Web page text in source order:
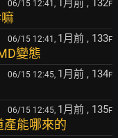
06/15 12:41, 1月前 , 132F
06/15 12:41, 1月前 , 133F
變態
06/15 12:45, 1月前 , 134F
06/15 12:45, 1月前 , 135F
產能哪來的